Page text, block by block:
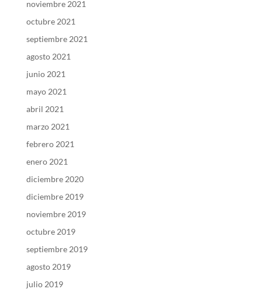
noviembre 2021
octubre 2021
septiembre 2021
agosto 2021
junio 2021
mayo 2021
abril 2021
marzo 2021
febrero 2021
enero 2021
diciembre 2020
diciembre 2019
noviembre 2019
octubre 2019
septiembre 2019
agosto 2019
julio 2019